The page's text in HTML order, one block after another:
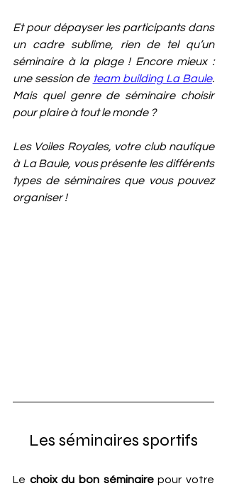
Et pour dépayser les participants dans
un cadre sublime, rien de tel qu’un
séminaire à la plage ! Encore mieux :
une session de team building La Baule.
Mais quel genre de séminaire choisir
pour plaire à tout le monde ?
Les Voiles Royales, votre club nautique
à La Baule, vous présente les différents
types de séminaires que vous pouvez
organiser !
Les séminaires sportifs
Le choix du bon séminaire pour votre